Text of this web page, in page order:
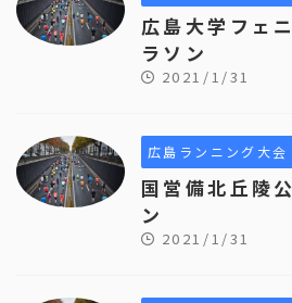
広島大学フェ
ラソン
2021/1/31
広島ランニング大会
国営備北丘陵
ン
2021/1/31